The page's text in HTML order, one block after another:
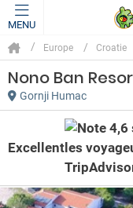
MENU
Europe Croatie
Nono Ban
Gornji Humac
Excellent